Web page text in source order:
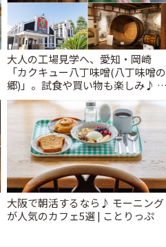
大人の工場見学へ、愛知・岡崎
「カクキュー八丁味噌(八丁味噌の
郷)」。試食や買い物も楽しみ♪ |
ことりっぷ
大阪で朝活するなら♪ モーニング
が人気のカフェ5選 | ことりっぷ